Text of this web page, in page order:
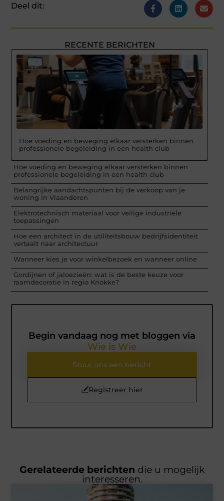
Deel dit:
RECENTE BERICHTEN
Hoe voeding en beweging elkaar versterken binnen
professionele begeleiding in een health club
Hoe voeding en beweging elkaar versterken binnen
professionele begeleiding in een health club
Belangrijke aandachtspunten bij de verkoop van je
woning in Vlaanderen
Elektrotechnisch materiaal voor veilige industriële
toepassingen
Hoe een architect in de utiliteitsbouw bedrijfsidentiteit
vertaalt naar architectuur
Wanneer kies je voor winkelbezoek en wanneer online
Gordijnen of jaloezieën: wat is de beste keuze voor
raamdecoratie in regio Knokke?
Begin vandaag nog met bloggen via
Wie is Wie
Stuur ons een bericht
Registreer hier
Gerelateerde berichten die u mogelijk
interesseren.